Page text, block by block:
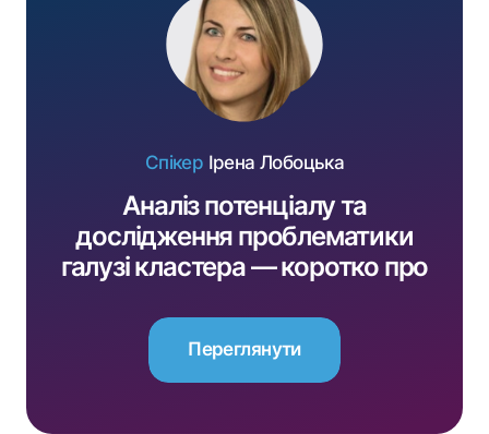
Спікер Ірена Лобоцька
Аналіз потенціалу та
дослідження проблематики
галузі кластера — коротко про
EU4Business
Переглянути